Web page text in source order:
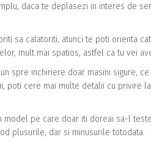
daca te deplasezi in interes de
sa calatoriti, atunci te poti orienta
mult mai spatios, astfel ca tu vei
spre inchiriere doar masini sigure,
poti cere mai multe detalii cu privire
pe care doar iti doreai sa-l
plusurile, dar si minusurile totodata.